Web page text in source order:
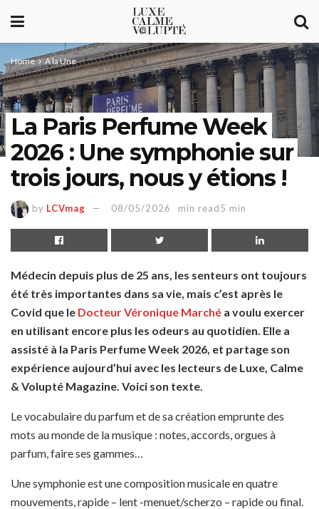
Home A la Une
La Paris Perfume Week
2026 : Une symphonie sur
trois jours, nous y étions !
by LCVmag 08/05/2026 min read5 min
Médecin depuis plus de 25 ans, les senteurs ont toujours
été très importantes dans sa vie, mais c’est après le
Covid que le Docteur Véronique Marché a voulu exercer
en utilisant encore plus les odeurs au quotidien. Elle a
assisté à la Paris Perfume Week 2026, et partage son
expérience aujourd’hui avec les lecteurs de Luxe, Calme
& Volupté Magazine. Voici son texte.
Le vocabulaire du parfum et de sa création emprunte des
mots au monde de la musique : notes, accords, orgues à
parfum, faire ses gammes…
Une symphonie est une composition musicale en quatre
mouvements, rapide – lent -menuet/scherzo – rapide ou final.